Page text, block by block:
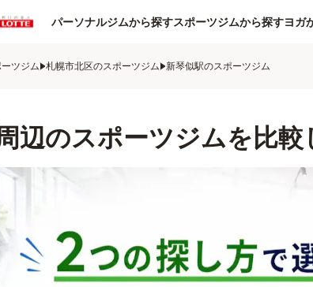
パーソナルジムから探すスポーツジムから探すヨガ
ツジム 札幌市北区のスポーツジム 新琴似駅のスポーツジム
辺のスポーツジムを比較